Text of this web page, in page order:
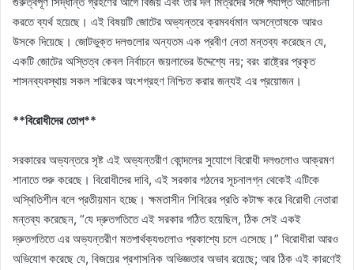
করতে ব্যর্থ হয়েছে। এই বিষয়টি জোটের অভ্যন্তরে ক্রমবর্ধমান অসন্তোষকে আরও
উসকে দিয়েছে। জোটভুক্ত দলগুলোর অন্যতম এক প্রবীণ নেতা মন্তব্য করেছেন যে,
একটি জোটের অস্তিত্ব কেবল নির্বাচনে জয়লাভের উদ্দেশ্যে নয়; বরং রাষ্ট্রের প্রকৃত
শাসনব্যবস্থায় সকল শরিকের অংশগ্রহণ নিশ্চিত করার জন্যই এর প্রয়োজন।
**বিরোধীদের তোপ**
সরকারের অভ্যন্তরে সৃষ্ট এই অভ্যন্তরীণ কোন্দলের সুযোগে বিরোধী দলগুলোও আক্রমণ
শানাতে শুরু করেছে। বিরোধীদের দাবি, এই সরকার গঠনের সূচনালগ্ন থেকেই এটিকে
অস্থিতিশীল বলে প্রতীয়মান হচ্ছে। ক্ষমতাসীন শিবিরের প্রতি কটাক্ষ করে বিরোধী নেতারা
মন্তব্য করেছেন, “যে দ্রুতগতিতে এই সরকার গঠিত হয়েছিল, ঠিক সেই একই
দ্রুতগতিতে এর অভ্যন্তরীণ মতপার্থক্যগুলোও প্রকাশ্যে চলে এসেছে।” বিরোধীরা আরও
অভিযোগ করেছে যে, বিজয়ের প্রশাসনিক অভিজ্ঞতার অভাব রয়েছে; আর ঠিক এই কারণেই